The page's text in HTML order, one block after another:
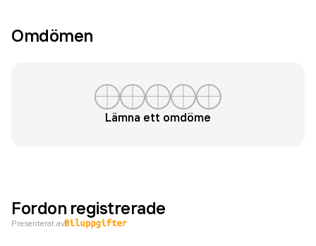
Omdömen
Lämna ett omdöme
Fordon registrerade
Presenterat av